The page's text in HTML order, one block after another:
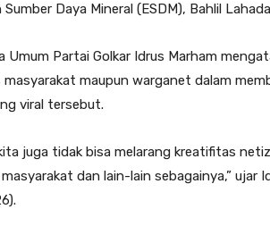
Sumber Daya Mineral (ESDM), Bahlil
Umum Partai Golkar Idrus Marham
maupun warganet dalam
viral tersebut.
juga tidak bisa melarang kreatifitas
dan lain-lain sebagainya,” ujar